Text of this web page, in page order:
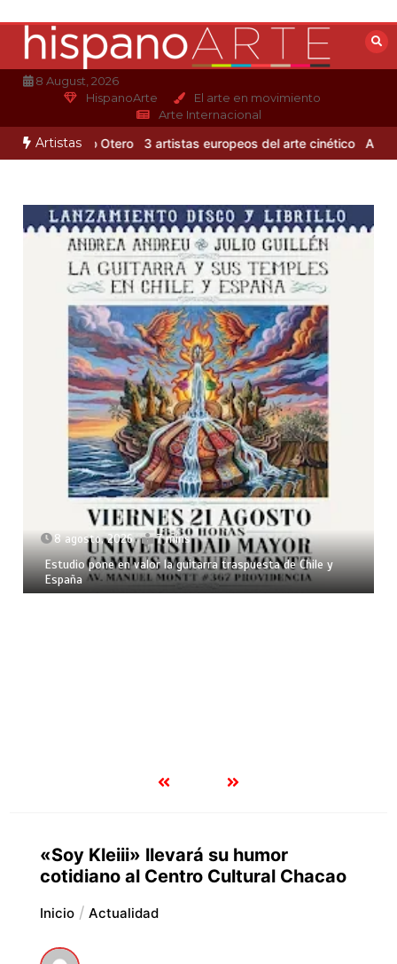
contenido
8 August, 2026
HispanoArte
El arte en movimiento
Arte Internacional
Artistas
Alejandro Otero 3 artistas europeos del arte cinético Albert
8 agosto, 2026 7 mins
Estudio pone en valor la guitarra traspuesta de Chile y
España
«Soy Kleiii» llevará su humor
cotidiano al Centro Cultural Chacao
Inicio Actualidad